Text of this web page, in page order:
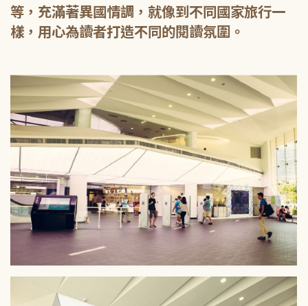
等，充滿著異國情調，就像到不同國家旅行一
樣，用心為讀者打造不同的閱讀氛圍。